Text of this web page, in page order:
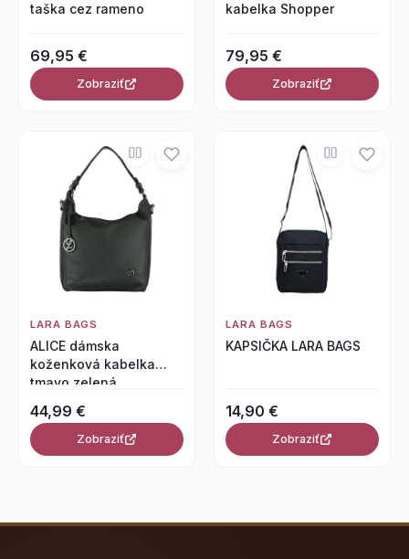
taška cez rameno
69,95 €
Zobraziť
kabelka Shopper
79,95 €
Zobraziť
LARA BAGS
ALICE dámska
koženková kabelka
tmavo zelená
44,99 €
Zobraziť
LARA BAGS
KAPSIČKA LARA BAGS
14,90 €
Zobraziť